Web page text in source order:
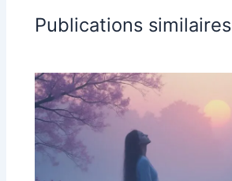
Publications similaires